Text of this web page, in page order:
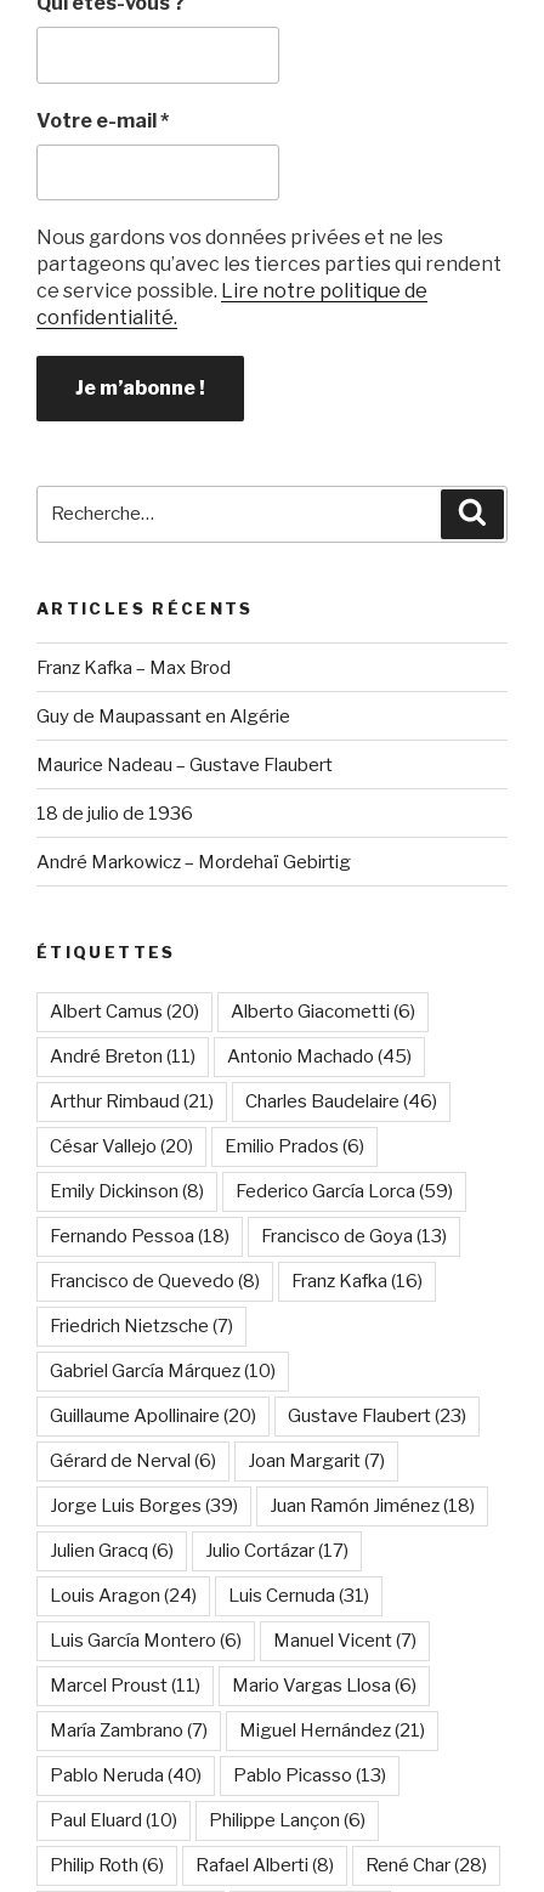
Votre e-mail*
Nous gardons vos données privées et ne les
partageons qu’avec les tierces parties qui rendent
ce service possible. Lire notre politique de
confidentialité.
ARTICLES RÉCENTS
Franz Kafka – Max Brod
Guy de Maupassant en Algérie
Maurice Nadeau – Gustave Flaubert
18 de julio de 1936
André Markowicz – Mordehaï Gebirtig
ÉTIQUETTES
Albert Camus (20) Alberto Giacometti (6)
André Breton (11) Antonio Machado (45)
Arthur Rimbaud (21) Charles Baudelaire (46)
César Vallejo (20) Emilio Prados (6)
Emily Dickinson (8) Federico García Lorca (59)
Fernando Pessoa (18) Francisco de Goya (13)
Francisco de Quevedo (8) Franz Kafka (16)
Friedrich Nietzsche (7)
Gabriel García Márquez(10)
Guillaume Apollinaire (20) Gustave Flaubert(23)
Gérard de Nerval (6) Joan Margarit(7)
Jorge Luis Borges (39) Juan Ramón Jiménez(18)
Julien Gracq (6) Julio Cortázar(17)
Louis Aragon (24) Luis Cernuda (31)
Luis García Montero (6) Manuel Vicent(7)
Marcel Proust(11) Mario Vargas Llosa (6)
María Zambrano (7) Miguel Hernández(21)
Pablo Neruda (40) Pablo Picasso (13)
Paul Eluard (10) Philippe Lançon (6)
Philip Roth (6) Rafael Alberti (8) René Char(28)